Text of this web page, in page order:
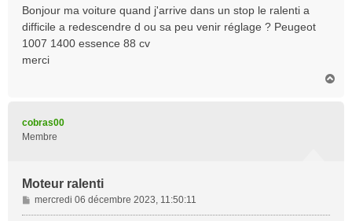
s
s
g
e
Bonjour ma voiture quand j'arrive dans un stop le ralenti a
difficile a redescendre d ou sa peu venir réglage ? Peugeot
1007 1400 essence 88 cv
merci
cobras00
Membre
Moteur ralenti
M
e
mercredi 06 décembre 2023, 11:50:11